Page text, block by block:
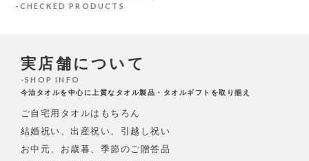
CHECKED PRODUCTS
実店舗について
SHOP INFO
今治タオルを中心に上質なタオル製品・タオルギフトを取り揃え
ご自宅用タオルはもちろん
結婚祝い、出産祝い、引越し祝い
お中元、お歳暮、季節のご贈答品